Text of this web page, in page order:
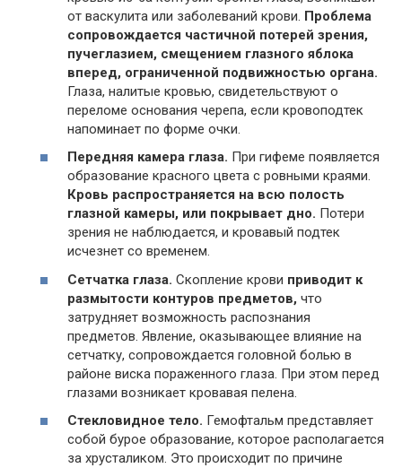
от васкулита или заболеваний крови. Проблема
сопровождается частичной потерей зрения,
пучеглазием, смещением глазного яблока
вперед, ограниченной подвижностью органа.
Глаза, налитые кровью, свидетельствуют о
переломе основания черепа, если кровоподтек
напоминает по форме очки.
Передняя камера глаза. При гифеме появляется
образование красного цвета с ровными краями.
Кровь распространяется на всю полость
глазной камеры, или покрывает дно. Потери
зрения не наблюдается, и кровавый подтек
исчезнет со временем.
Сетчатка глаза. Скопление крови приводит к
размытости контуров предметов, что
затрудняет возможность распознания
предметов. Явление, оказывающее влияние на
сетчатку, сопровождается головной болью в
районе виска пораженного глаза. При этом перед
глазами возникает кровавая пелена.
Стекловидное тело. Гемофтальм представляет
собой бурое образование, которое располагается
за хрусталиком. Это происходит по причине